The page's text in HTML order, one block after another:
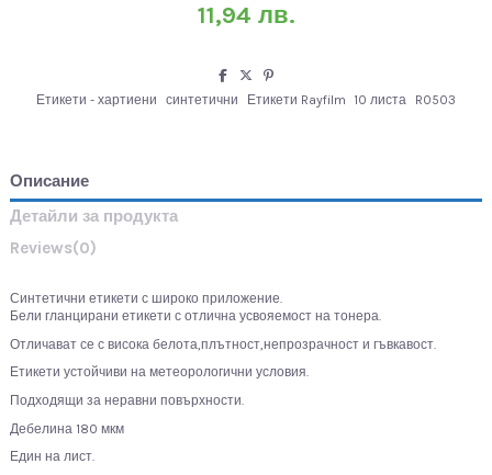
11,94 лв.
Етикети - хартиени синтетични Етикети Rayfilm 10 листа R0503
Описание
Детайли за продукта
Reviews(0)
Синтетични етикети с широко приложение.
Бели гланцирани етикети с отлична усвояемост на тонера.
Отличават се с висока белота,плътност,непрозрачност и гъвкавост.
Етикети устойчиви на метеорологични условия.
Подходящи за неравни повърхности.
Дебелина 180 мкм
Един на лист.